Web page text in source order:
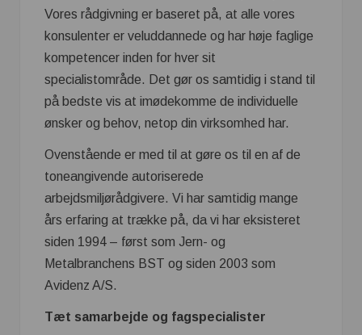
Vores rådgivning er baseret på, at alle vores
konsulenter er veluddannede og har høje faglige
kompetencer inden for hver sit
specialistområde. Det gør os samtidig i stand til
på bedste vis at imødekomme de individuelle
ønsker og behov, netop din virksomhed har.
Ovenstående er med til at gøre os til en af de
toneangivende autoriserede
arbejdsmiljørådgivere. Vi har samtidig mange
års erfaring at trække på, da vi har eksisteret
siden 1994 – først som Jern- og
Metalbranchens BST og siden 2003 som
Avidenz A/S.
Tæt samarbejde og fagspecialister